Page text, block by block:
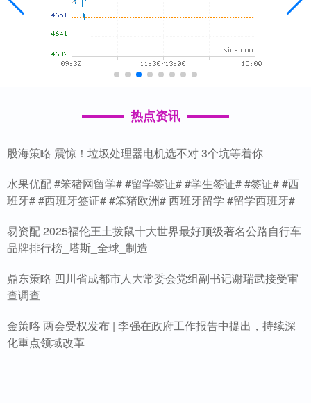
热点资讯
股海策略 震惊！垃圾处理器电机选不对 3个坑等着你
水果优配 #笨猪网留学# #留学签证# #学生签证# #签证# #西
班牙# #西班牙签证# #笨猪欧洲# 西班牙留学 #留学西班牙#
易资配 2025福伦王土拨鼠十大世界最好顶级著名公路自行车
品牌排行榜_塔斯_全球_制造
鼎东策略 四川省成都市人大常委会党组副书记谢瑞武接受审
查调查
金策略 两会受权发布 | 李强在政府工作报告中提出，持续深
化重点领域改革